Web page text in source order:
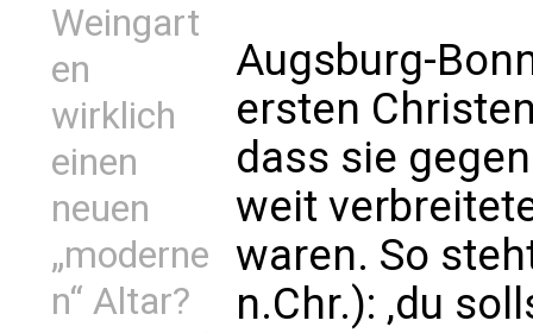
Weingart
en
wirklich
einen
neuen
„moderne
n“ Altar?
Augsburg-
ersten
dass sie
weit
waren. So
n.Chr.): ‚du